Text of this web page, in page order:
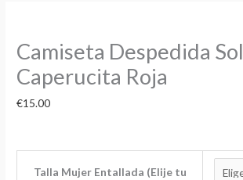
Camiseta Despedida
Caperucita Roja
€15.00
Talla Mujer Entallada (Elije tu